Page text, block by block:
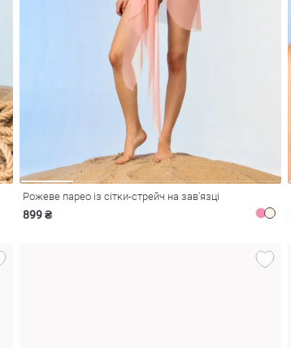
Рожеве парео із сітки-стрейч на зав'язці
899 ₴